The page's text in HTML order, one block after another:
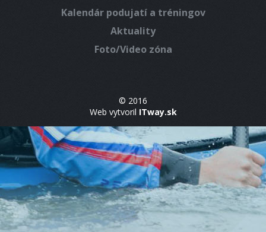
Kalendár podujatí a tréningov
Aktuality
Foto/Video zóna
© 2016
Web vytvoril ITway.sk